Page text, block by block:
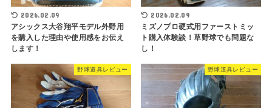
2026.02.09
アシックス大谷翔平モデル外野用
を購入した理由や使用感をお伝え
します！
2026.02.09
ミズノプロ硬式用ファーストミッ
ト購入体験談！草野球でも問題な
し！
野球道具レビュー 野球道具レビュー